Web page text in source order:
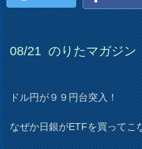
08/21 のりたマガジン
ドル円が９９円台突入！
なぜか日銀がETFを買ってこ